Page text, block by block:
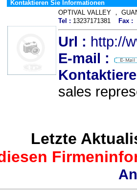
Kontaktieren Sie Informationen
OPTIVAL VALLEY ，
Tel : 13237171381 Fax :
Url : http://
E-mail :
sales
Letzte